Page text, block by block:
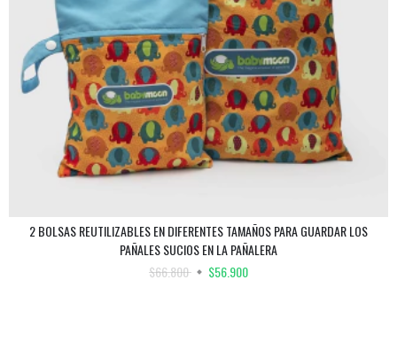
2 BOLSAS REUTILIZABLES EN DIFERENTES TAMAÑOS PARA GUARDAR LOS
PAÑALES SUCIOS EN LA PAÑALERA
$66.800
$56.900